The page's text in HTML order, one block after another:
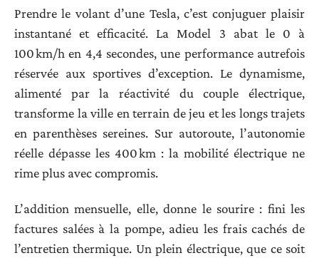
Prendre le volant d’une Tesla, c’est conjuguer plaisir
instantané et efficacité. La Model 3 abat le 0 à
100 km/h en 4,4 secondes, une performance autrefois
réservée aux sportives d’exception. Le dynamisme,
alimenté par la réactivité du couple électrique,
transforme la ville en terrain de jeu et les longs trajets
en parenthèses sereines. Sur autoroute, l’autonomie
réelle dépasse les 400 km : la mobilité électrique ne
rime plus avec compromis.
L’addition mensuelle, elle, donne le sourire : fini les
factures salées à la pompe, adieu les frais cachés de
l’entretien thermique. Un plein électrique, que ce soit